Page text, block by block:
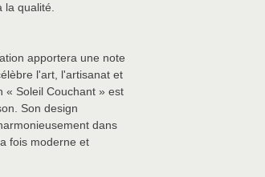
la qualité.
apportera une note
l'art, l'artisanat et
« Soleil Couchant » est
Son design
dans
fois moderne et